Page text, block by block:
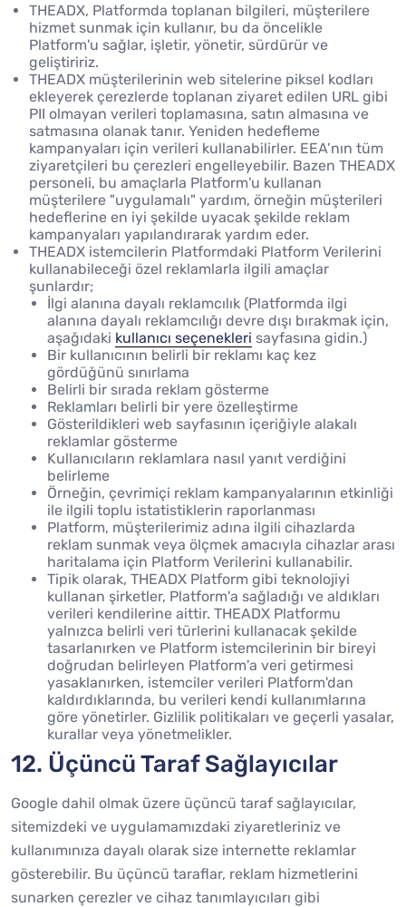
THEADX, Platformda toplanan bilgileri, müşterilere
hizmet sunmak için kullanır, bu da öncelikle
Platform'u sağlar, işletir, yönetir, sürdürür ve
geliştiririz.
THEADX müşterilerinin web sitelerine piksel kodları
ekleyerek çerezlerde toplanan ziyaret edilen URL gibi
PII olmayan verileri toplamasına, satın almasına ve
satmasına olanak tanır. Yeniden hedefleme
kampanyaları için verileri kullanabilirler. EEA’nın tüm
ziyaretçileri bu çerezleri engelleyebilir. Bazen THEADX
personeli, bu amaçlarla Platform'u kullanan
müşterilere "uygulamalı" yardım, örneğin müşterileri
hedeflerine en iyi şekilde uyacak şekilde reklam
kampanyaları yapılandırarak yardım eder.
THEADX istemcilerin Platformdaki Platform Verilerini
kullanabileceği özel reklamlarla ilgili amaçlar
şunlardır;
İlgi alanına dayalı reklamcılık (Platformda ilgi
alanına dayalı reklamcılığı devre dışı bırakmak için,
aşağıdaki kullanıcı seçenekleri sayfasına gidin.)
Bir kullanıcının belirli bir reklamı kaç kez
gördüğünü sınırlama
Belirli bir sırada reklam gösterme
Reklamları belirli bir yere özelleştirme
Gösterildikleri web sayfasının içeriğiyle alakalı
reklamlar gösterme
Kullanıcıların reklamlara nasıl yanıt verdiğini
belirleme
Örneğin, çevrimiçi reklam kampanyalarının etkinliği
ile ilgili toplu istatistiklerin raporlanması
Platform, müşterilerimiz adına ilgili cihazlarda
reklam sunmak veya ölçmek amacıyla cihazlar arası
haritalama için Platform Verilerini kullanabilir.
Tipik olarak, THEADX Platform gibi teknolojiyi
kullanan şirketler, Platform'a sağladığı ve aldıkları
verileri kendilerine aittir. THEADX Platformu
yalnızca belirli veri türlerini kullanacak şekilde
tasarlanırken ve Platform istemcilerinin bir bireyi
doğrudan belirleyen Platform'a veri getirmesi
yasaklanırken, istemciler verileri Platform'dan
kaldırdıklarında, bu verileri kendi kullanımlarına
göre yönetirler. Gizlilik politikaları ve geçerli yasalar,
kurallar veya yönetmelikler.
12. Üçüncü Taraf Sağlayıcılar
Google dahil olmak üzere üçüncü taraf sağlayıcılar,
sitemizdeki ve uygulamamızdaki ziyaretleriniz ve
kullanımınıza dayalı olarak size internette reklamlar
gösterebilir. Bu üçüncü taraflar, reklam hizmetlerini
sunarken çerezler ve cihaz tanımlayıcıları gibi